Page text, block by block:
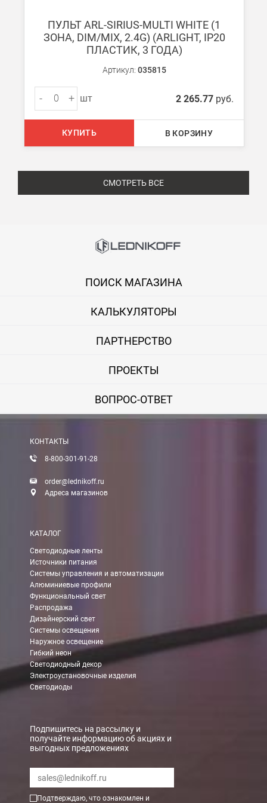
ПУЛЬТ ARL-SIRIUS-MULTI WHITE (1
ЗОНА, DIM/MIX, 2.4G) (ARLIGHT, IP20
ПЛАСТИК, 3 ГОДА)
Артикул: 035815
- + шт 2 265.77 руб.
КУПИТЬ В КОРЗИНУ
СМОТРЕТЬ ВСЕ
ПОИСК МАГАЗИНА
КАЛЬКУЛЯТОРЫ
ПАРТНЕРСТВО
ПРОЕКТЫ
ВОПРОС-ОТВЕТ
КОНТАКТЫ
8-800-301-91-28
order@lednikoff.ru
Адреса магазинов
КАТАЛОГ
Светодиодные ленты
Источники питания
Системы управления и автоматизации
Алюминиевые профили
Функциональный свет
Распродажа
Дизайнерский свет
Системы освещения
Наружное освещение
Гибкий неон
Светодиодный декор
Электроустановочные изделия
Светодиоды
Подпишитесь на рассылку и
получайте информацию об акциях и
выгодных предложениях
Подтверждаю, что ознакомлен и